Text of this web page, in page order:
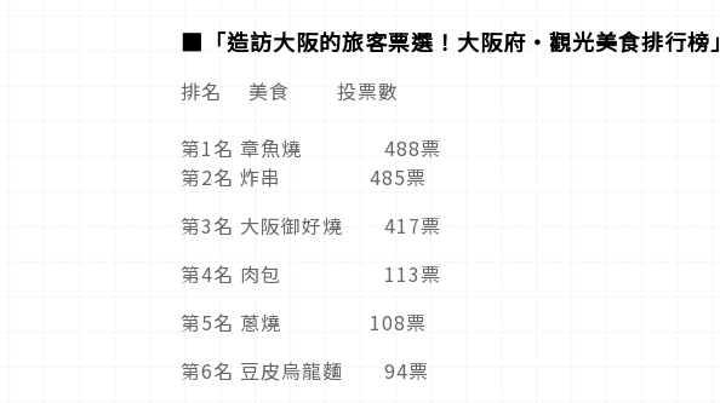
■「造訪大阪的旅客票選！大阪府‧觀光美食排行榜」
排名 美食 投票數
第1名 章魚燒 488票
第2名 炸串 485票
第3名 大阪御好燒 417票
第4名 肉包 113票
第5名 蔥燒 108票
第6名 豆皮烏龍麵 94票